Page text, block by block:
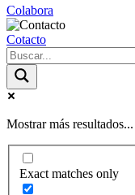
Colabora
Cotacto
Mostrar más resultados...
Exact matches only